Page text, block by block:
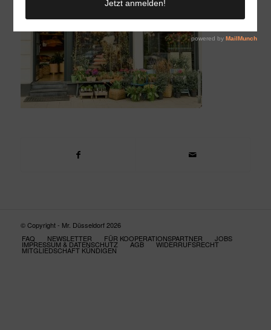
© Copyright - Mr. Düsseldorf 2026
FAQ
NEWSLETTER FÜR KOOPERATIONSPARTNER JOBS
IMPRESSUM & DATENSCHUTZ AGB WIDERRUFSRECHT
MITGLIEDSCHAFT KÜNDIGEN